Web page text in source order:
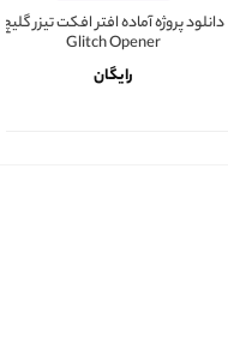
دانلود پروژه آماده افتر افکت تیزر گلیچ
Glitch Opener
رایگان